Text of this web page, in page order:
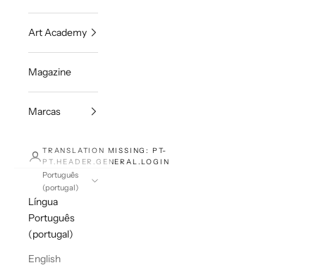
Art Academy
Magazine
Marcas
TRANSLATION MISSING: PT-
PT.HEADER.GENERAL.LOGIN
Português
(portugal)
Língua
Português
(portugal)
English